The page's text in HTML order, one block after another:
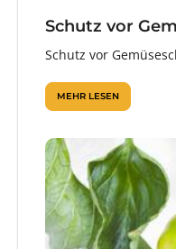
Schutz vor
Schutz vor
MEHR LESEN